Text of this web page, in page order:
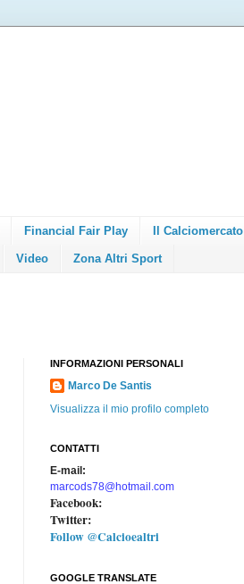
Financial Fair Play Il Calciomercato
Video Zona Altri Sport
INFORMAZIONI PERSONALI
Marco De Santis
Visualizza il mio profilo completo
CONTATTI
E-mail:
marcods78@hotmail.com
Facebook:
Twitter:
Follow @Calcioealtri
GOOGLE TRANSLATE